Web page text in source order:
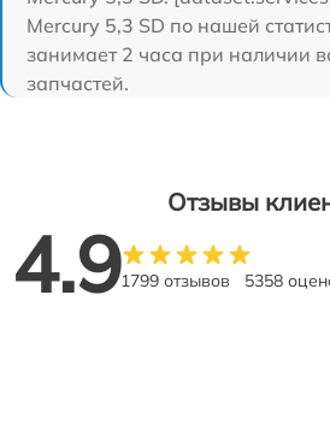
Mercury 5,3 SD по нашей
занимает 2 часа при наличии
запчастей.
Отзывы
4.91799 отзывов 5358